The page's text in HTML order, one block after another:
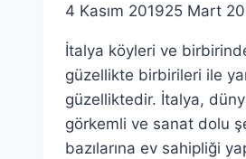
4 Kasım 201925 Mart
İtalya köyleri ve
güzellikte birbirileri ile
güzelliktedir. İtalya,
görkemli ve sanat dolu
bazılarına ev sahipliği